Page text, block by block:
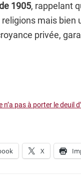
1905, rappelant
mais bien
privée,
pas à porter le deuil
X